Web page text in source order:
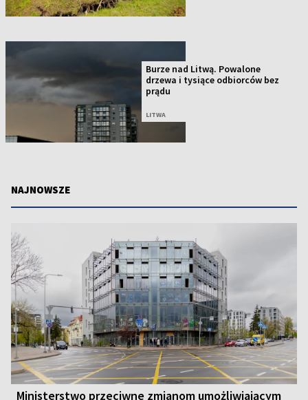
Burze nad Litwą. Powalone
drzewa i tysiące odbiorców bez
prądu
LITWA
NAJNOWSZE
Ministerstwo przeciwne zmianom umożliwiającym